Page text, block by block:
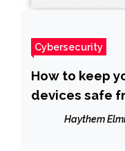
Cybersecurity
How to keep
devices safe
Haythem